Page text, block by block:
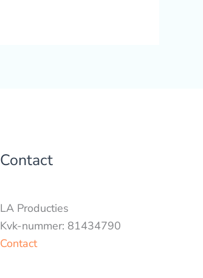
Contact
LA Producties
Kvk-nummer: 81434790
Contact